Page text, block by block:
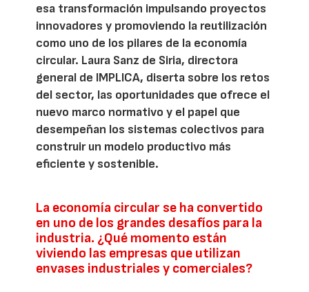
esa transformación impulsando proyectos
innovadores y promoviendo la reutilización
como uno de los pilares de la economía
circular. Laura Sanz de Siria, directora
general de IMPLICA, diserta sobre los retos
del sector, las oportunidades que ofrece el
nuevo marco normativo y el papel que
desempeñan los sistemas colectivos para
construir un modelo productivo más
eficiente y sostenible.
La economía circular se ha convertido
en uno de los grandes desafíos para la
industria. ¿Qué momento están
viviendo las empresas que utilizan
envases industriales y comerciales?